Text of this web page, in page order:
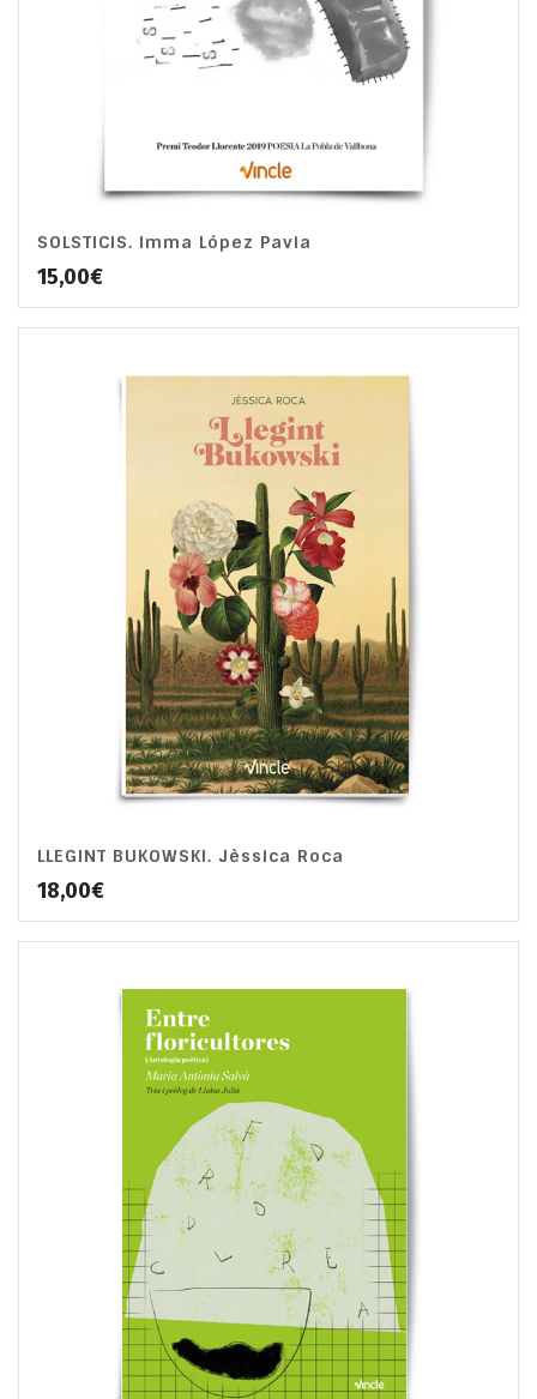
SOLSTICIS. Imma López Pavia
15,00€
LLEGINT BUKOWSKI. Jèssica Roca
18,00€